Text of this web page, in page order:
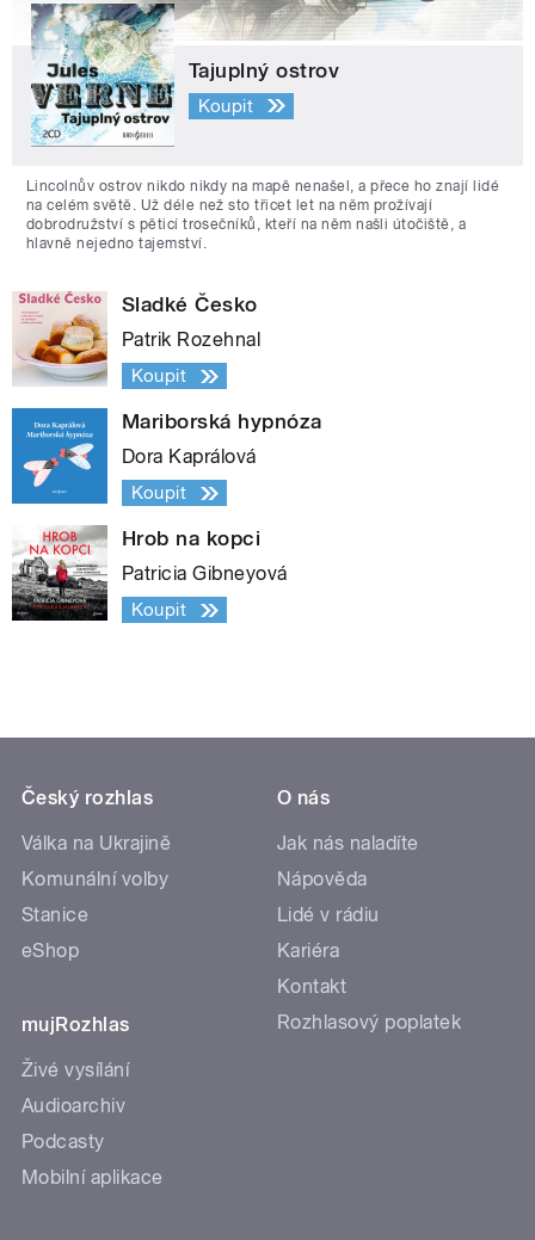
Tajuplný ostrov
Koupit
Lincolnův ostrov nikdo nikdy na mapě nenašel, a přece ho znají lidé
na celém světě. Už déle než sto třicet let na něm prožívají
dobrodružství s pěticí trosečníků, kteří na něm našli útočiště, a
hlavně nejedno tajemství.
Sladké Česko
Patrik Rozehnal
Koupit
Mariborská hypnóza
Dora Kaprálová
Koupit
Hrob na kopci
Patricia Gibneyová
Koupit
Český rozhlas
Válka na Ukrajině
Komunální volby
Stanice
eShop
mujRozhlas
Živé vysílání
Audioarchiv
Podcasty
Mobilní aplikace
O nás
Jak nás naladíte
Nápověda
Lidé v rádiu
Kariéra
Kontakt
Rozhlasový poplatek